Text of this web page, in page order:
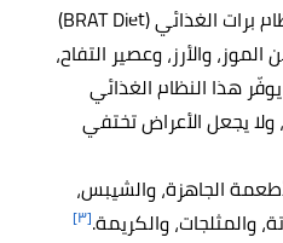
تجنّب إعطاء الطفل نظام برات الغذائي (BRAT Diet)
والأرز، وعصير التفاح،
هذا النظام الغذائي
ولا يجعل الأعراض تختفي
الجاهزة، والشيبس،
والمثلجات، والكريمة.[٣]